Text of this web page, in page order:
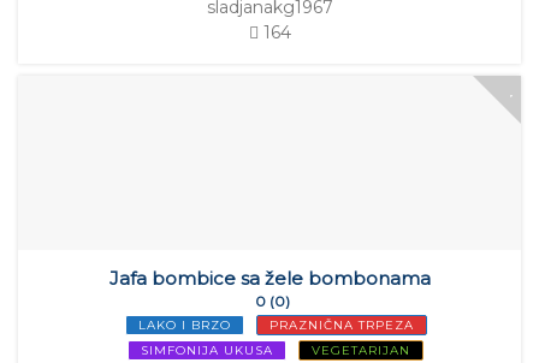
sladjanakg1967
164
Jafa bombice sa žele bombonama
0 (0)
LAKO I BRZO
PRAZNIČNA TRPEZA
SIMFONIJA UKUSA
VEGETARIJAN